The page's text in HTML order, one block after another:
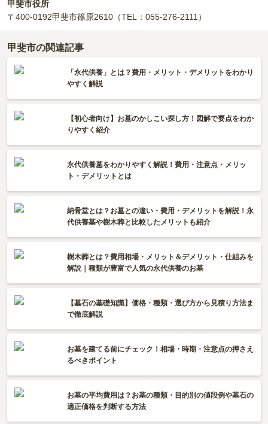
甲斐市役所
〒400-0192甲斐市篠原2610 （TEL：055-276-2111）
甲斐市の関連記事
「永代供養」とは？費用・メリット・デメリットをわかり
やすく解説
【初心者向け】お墓のかしこい探し方！図解で要点をわか
りやすく紹介
永代供養墓をわかりやすく解説！費用・注意点・メリッ
ト・デメリットとは
納骨堂とは？お墓との違い・費用・デメリットを解説！永
代供養墓や樹木葬と比較したメリットも紹介
樹木葬とは？費用相場・メリット＆デメリット・仕組みを
解説｜種類が豊富で人気の永代供養のお墓
【墓石の基礎知識】価格・種類・選び方から見積り方法ま
で徹底解説
お墓を建てる前にチェック！相場・時期・注意点の押さえ
るべきポイント
お墓の平均費用は？お墓の種類・目的別の値段例や墓石の
適正価格を判断する方法